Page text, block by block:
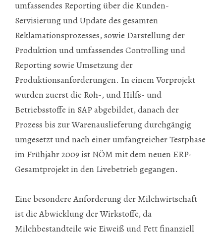
umfassendes Reporting über die Kunden-
Servisierung und Update des gesamten
Reklamationsprozesses, sowie Darstellung der
Produktion und umfassendes Controlling und
Reporting sowie Umsetzung der
Produktionsanforderungen. In einem Vorprojekt
wurden zuerst die Roh-, und Hilfs- und
Betriebsstoffe in SAP abgebildet, danach der
Prozess bis zur Warenauslieferung durchgängig
umgesetzt und nach einer umfangreicher Testphase
im Frühjahr 2009 ist NÖM mit dem neuen ERP-
Gesamtprojekt in den Livebetrieb gegangen.
Eine besondere Anforderung der Milchwirtschaft
ist die Abwicklung der Wirkstoffe, da
Milchbestandteile wie Eiweiß und Fett finanziell